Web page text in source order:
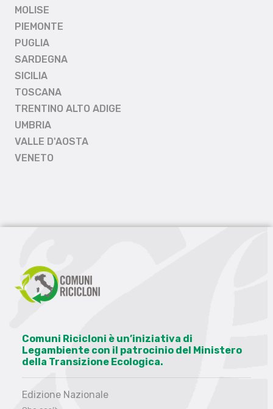
MOLISE
PIEMONTE
PUGLIA
SARDEGNA
SICILIA
TOSCANA
TRENTINO ALTO ADIGE
UMBRIA
VALLE D'AOSTA
VENETO
Comuni Ricicloni è un’iniziativa di
Legambiente con il patrocinio del Ministero
della Transizione Ecologica.
Edizione Nazionale